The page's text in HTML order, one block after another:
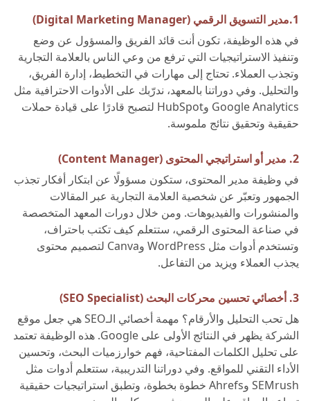
1.مدير التسويق الرقمي (Digital Marketing Manager)
في هذه الوظيفة، تكون أنت قائد الفريق والمسؤول عن وضع
وتنفيذ الاستراتيجيات التي ترفع من وعي الناس بالعلامة التجارية
وتجذب العملاء. تحتاج إلى مهارات في التخطيط، إدارة الفريق،
والتحليل. وفي دوراتنا بالمعهد، ندرّبك على الأدوات الاحترافية مثل
Google Analytics وHubSpot لتصبح قادرًا على قيادة حملات
حقيقية وتحقيق نتائج ملموسة.
2. مدير أو استراتيجي المحتوى (Content Manager)
في وظيفة مدير المحتوى، ستكون مسؤولًا عن ابتكار أفكار تجذب
الجمهور وتعبّر عن شخصية العلامة التجارية عبر المقالات
والمنشورات والفيديوهات. ومن خلال دورات المعهد المتخصصة
في صناعة المحتوى الرقمي، ستتعلم كيف تكتب باحتراف،
وتستخدم أدوات مثل WordPress وCanva لتصميم محتوى
يجذب العملاء ويزيد من التفاعل.
3. أخصائي تحسين محركات البحث (SEO Specialist)
هل تحب التحليل والأرقام؟ مهمة أخصائي الـSEO هي جعل موقع
الشركة يظهر في النتائج الأولى على Google. هذه الوظيفة تعتمد
على تحليل الكلمات المفتاحية، فهم خوارزميات البحث، وتحسين
الأداء التقني للمواقع. وفي دوراتنا التدريبية، ستتعلم أدوات مثل
SEMrush وAhrefs خطوة بخطوة، وتطبق استراتيجيات حقيقية